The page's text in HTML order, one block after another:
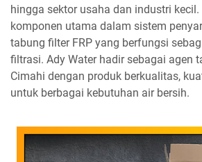
hingga sektor usaha dan industri
komponen utama dalam sistem
tabung filter FRP yang berfungsi
filtrasi. Ady Water hadir sebagai agen
Cimahi dengan produk berkualitas,
untuk berbagai kebutuhan air bersih.